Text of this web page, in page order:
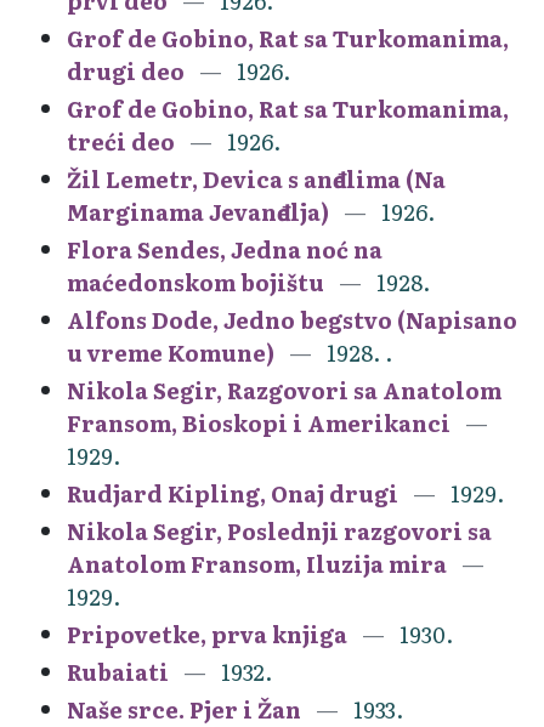
Grof de Gobino, Rat sa Turkomanima,
drugi deo
1926.
Grof de Gobino, Rat sa Turkomanima,
treći deo
1926.
Žil Lemetr, Devica s anđelima (Na
Marginama Jevanđelja)
1926.
Flora Sendes, Jedna noć na
maćedonskom bojištu
1928.
Alfons Dode, Jedno begstvo (Napisano
u vreme Komune)
1928. .
Nikola Segir, Razgovori sa Anatolom
Fransom, Bioskopi i Amerikanci
1929.
Rudjard Kipling, Onaj drugi
1929.
Nikola Segir, Poslednji razgovori sa
Anatolom Fransom, Iluzija mira
1929.
Pripovetke, prva knjiga
1930.
Rubaiati
1932.
Naše srce. Pjer i Žan
1933.